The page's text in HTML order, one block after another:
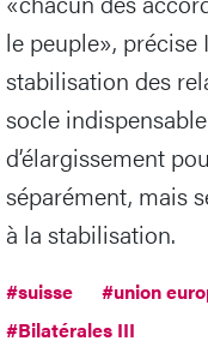
le peuple», précise
stabilisation des
socle
d’élargissement
séparément, mais
à la stabilisation.
#suisse #union
#Bilatérales III